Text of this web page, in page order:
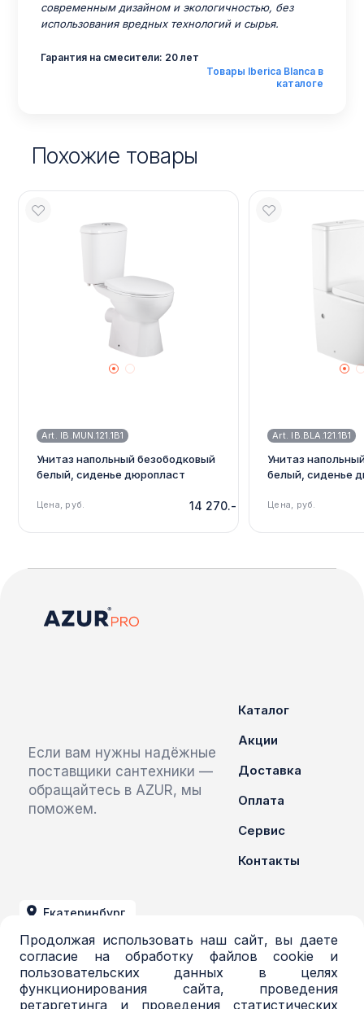
современным дизайном и экологичностью, без
использования вредных технологий и сырья.
Гарантия на смесители: 20 лет
Товары Iberica Blanca в
каталоге
Похожие товары
Art. IB.MUN.121.1B1
Унитаз напольный безободковый
белый, сиденье дюропласт
BLANCA, MUNIA, IB.MUN.121.1B1
Цена, руб. 14 270.-
Art. IB.BLA.121.1B1
Унитаз
белый, сиденье
BLANCA, BILBAO
Цена, руб.
Продолжая использовать наш сайт, вы даете
согласие на обработку файлов cookie и
пользовательских данных в целях
функционирования сайта, проведения
ретаргетинга и проведения статистических
Если вам нужны надёжные
поставщики сантехники —
обращайтесь в AZUR, мы
поможем.
Каталог
Акции
Доставка
Оплата
Сервис
Контакты
Екатеринбург
+7 (343) 379-03-71
azur@azur-opt.ru